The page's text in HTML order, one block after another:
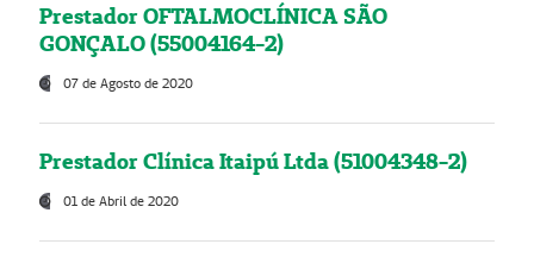
Prestador OFTALMOCLÍNICA SÃO
GONÇALO (55004164-2)
07 de Agosto de 2020
Prestador Clínica Itaipú Ltda (51004348-2)
01 de Abril de 2020